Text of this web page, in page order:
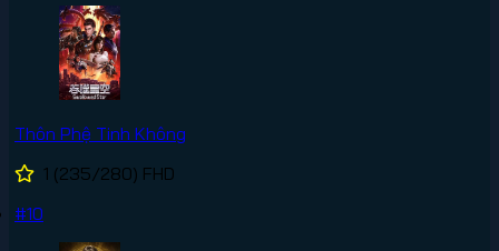
Thôn Phệ Tinh Không
1 (235/280) FHD
#10